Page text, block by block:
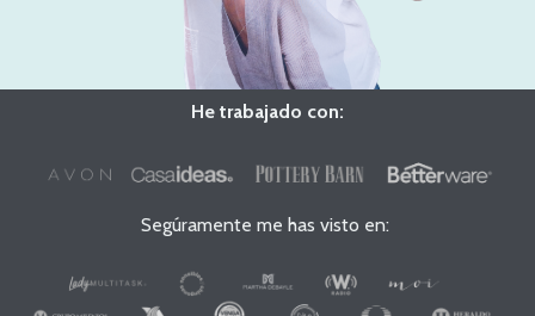
He trabajado con:
Segúramente me has visto en: